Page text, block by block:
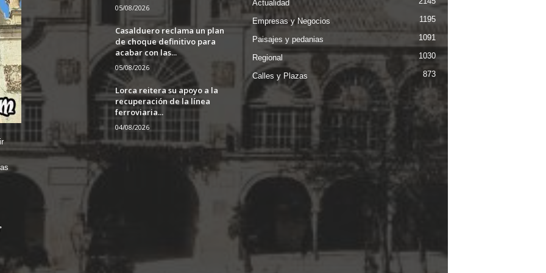
05/08/2026
Casalduero reclama un plan
de choque definitivo para
acabar con las...
05/08/2026
Lorca reitera su apoyo a la
recuperación de la línea
ferroviaria...
04/08/2026
Actualidad
Empresas y Negocios 1195
Paisajes y pedanias 1091
Regional 1030
Calles y Plazas 873